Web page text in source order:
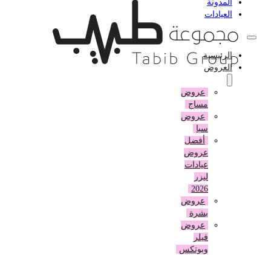
المدونة
العيادات
الرئيسية
العروض
عروض
مساج
عروض
أفضل
عروض
عيادات
عروض
بشرة
عروض
وبوتكس